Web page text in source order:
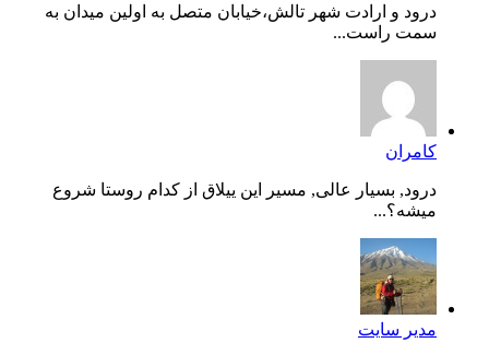
درود و ارادت شهر تالش،خیابان متصل به اولین میدان به
سمت راست...
کامران
درود, بسیار عالی, مسیر این ییلاق از کدام روستا شروع
میشه؟...
مدیر سایت